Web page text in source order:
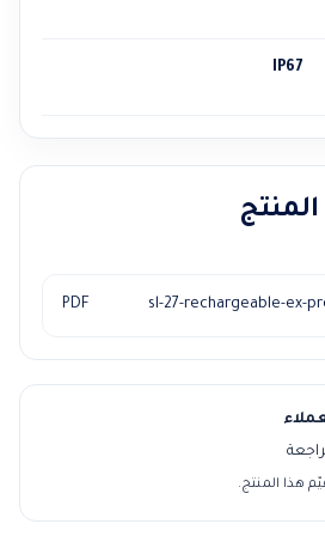
IP67
sl-27-rechargeable-ex-
PDF
هذا المنتج.